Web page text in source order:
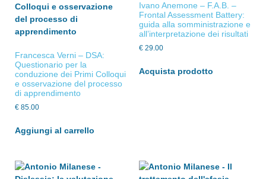
Francesca Verni – DSA:
Questionario per la
conduzione dei Primi Colloqui
e osservazione del processo
di apprendimento
€ 85.00
Aggiungi al carrello
Ivano Anemone – F.A.B. –
Frontal Assessment Battery:
guida alla somministrazione e
all’interpretazione dei risultati
€ 29.00
Acquista prodotto